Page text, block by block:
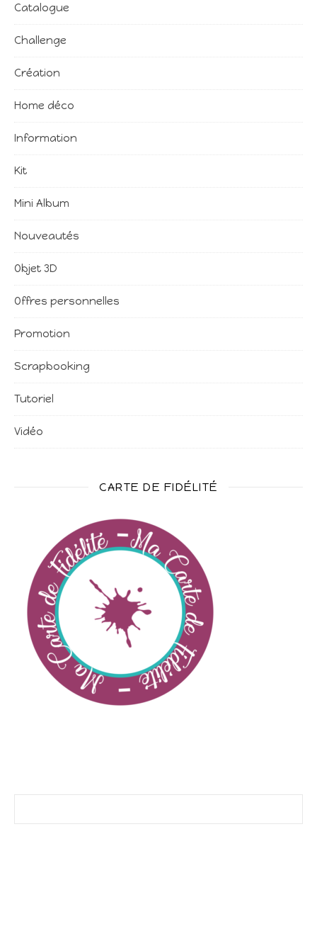
Catalogue
Challenge
Création
Home déco
Information
Kit
Mini Album
Nouveautés
Objet 3D
Offres personnelles
Promotion
Scrapbooking
Tutoriel
Vidéo
CARTE DE FIDÉLITÉ